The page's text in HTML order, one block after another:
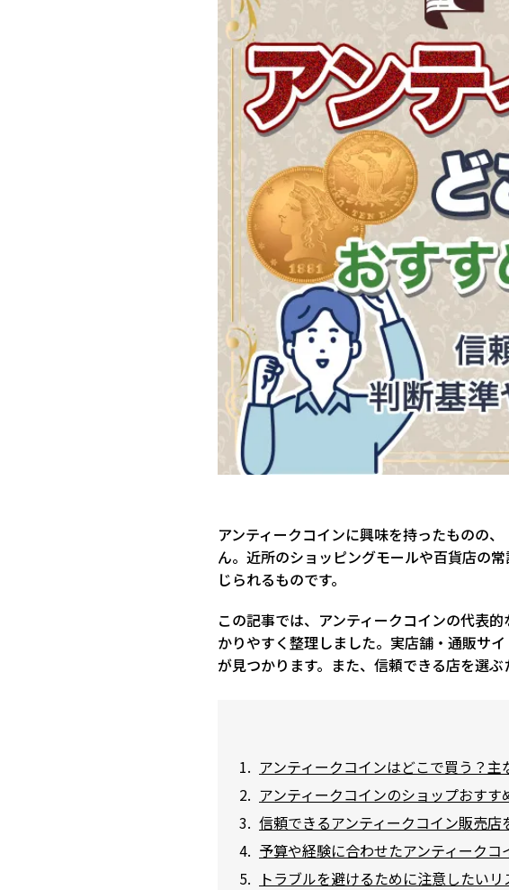
アンティークコインに興味を持ったものの
ん。近所のショッピングモールや百貨店の
じられるものです。
この記事では、アンティークコインの代表
かりやすく整理しました。実店舗・通販サ
が見つかります。また、信頼できる店を選
アンティークコインはどこで買う？主
アンティークコインのショップおすす
信頼できるアンティークコイン販売
予算や経験に合わせたアンティークコ
トラブルを避けるために注意したい